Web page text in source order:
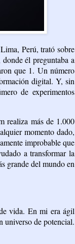
Perú, trató sobre
él preguntaba a
que 1. Un número
digital. Y, sin
de experimentos
realiza más de 1.000
momento dado,
improbable que
a transformar la
grande del mundo en
vida. En mi era ágil
universo de potencial.